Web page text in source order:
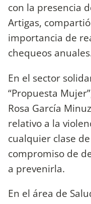
con la presencia
Artigas,
importancia de
chequeos
En el sector
“Propuesta
Rosa García
relativo a la
cualquier clase
compromiso de
a prevenirla.
En el área de